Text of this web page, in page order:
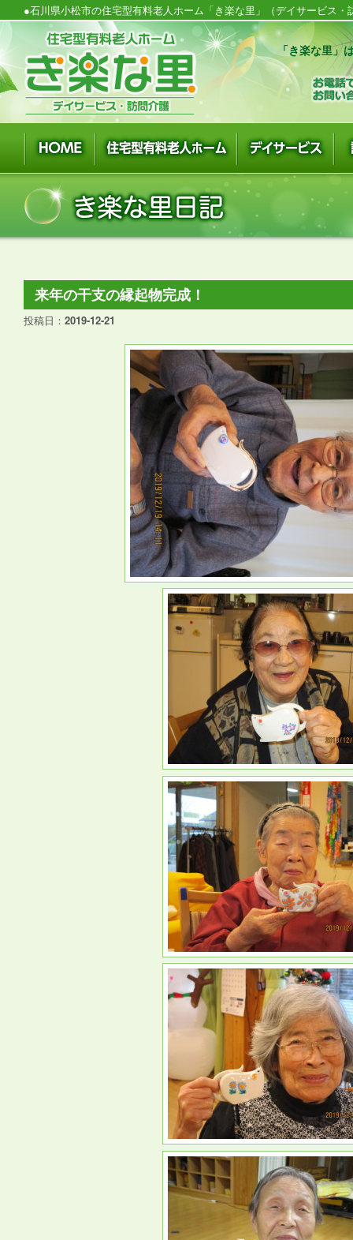
●石川県小松市の住宅型有料老人ホーム「き楽な里」（デイサービス
「き楽な里」
来年の干支の縁起物完成！
投稿日： 2019-12-21